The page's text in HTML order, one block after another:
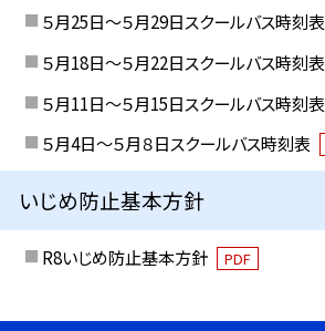
５月25日～５月29日スクールバス時刻表
５月18日～５月22日スクールバス時刻表
５月11日～５月15日スクールバス時刻表
５月4日～５月８日スクールバス時刻表
いじめ防止基本方針
R8いじめ防止基本方針 PDF